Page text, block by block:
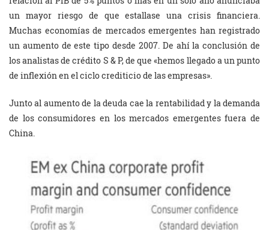
un mayor riesgo de que estallase una crisis financiera.
Muchas economías de mercados emergentes han registrado
un aumento de este tipo desde 2007. De ahí la conclusión de
los analistas de crédito S & P, de que «hemos llegado a un punto
de inflexión en el ciclo crediticio de las empresas».
Junto al aumento de la deuda cae la rentabilidad y la demanda
de los consumidores en los mercados emergentes fuera de
China.